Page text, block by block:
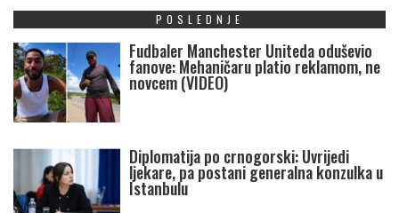
POSLEDNJE
Fudbaler Manchester Uniteda oduševio
fanove: Mehaničaru platio reklamom, ne
novcem (VIDEO)
Diplomatija po crnogorski: Uvrijedi
ljekare, pa postani generalna konzulka u
Istanbulu